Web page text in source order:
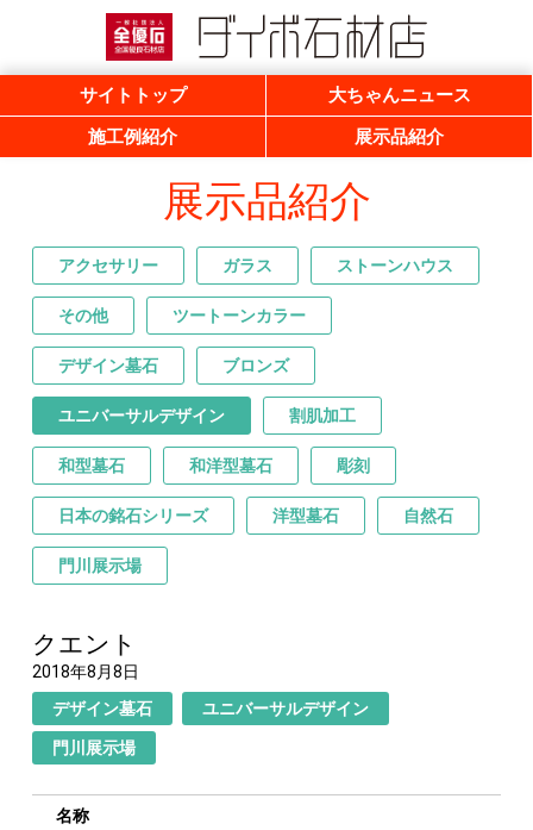
一般社団法人 全優石 全国優良石材店
サイトトップ
大ちゃんニュース
施工例紹介
展示品紹介
展示品紹介
アクセサリー ガラス ストーンハウス
その他 ツートーンカラー
デザイン墓石 ブロンズ
ユニバーサルデザイン 割肌加工
和型墓石 和洋型墓石 彫刻
日本の銘石シリーズ 洋型墓石 自然石
門川展示場
クエント
2018年8月8日
デザイン墓石
ユニバーサルデザイン
門川展示場
名称